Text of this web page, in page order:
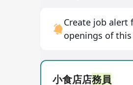
Create job alert
openings of this
小食店店務員